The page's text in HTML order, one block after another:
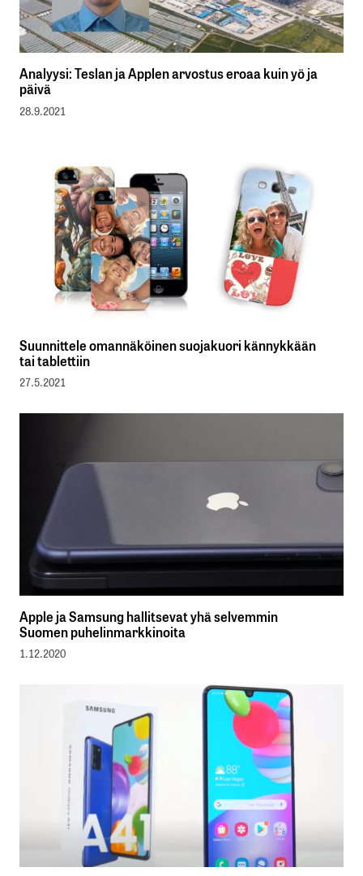
Analyysi: Teslan ja Applen arvostus eroaa kuin yö ja
päivä
28.9.2021
Suunnittele omannäköinen suojakuori kännykkään
tai tablettiin
27.5.2021
Apple ja Samsung hallitsevat yhä selvemmin
Suomen puhelinmarkkinoita
1.12.2020